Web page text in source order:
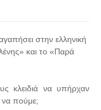
στην ελληνική
και το «Παρά
κλειδιά να υπήρχαν
να πούμε;